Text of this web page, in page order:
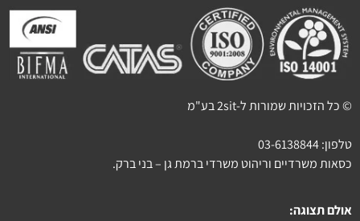
© כל הזכויות שמורות ל-2sit בע"מ
טלפון:03-6138844
כסאות משרדיים וריהוט משרדי ברמת גן – בני ברק.
אולם תצוגה: